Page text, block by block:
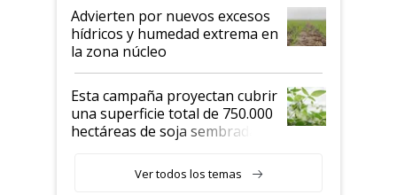
Advierten por nuevos excesos
hídricos y humedad extrema en
la zona núcleo
Esta campaña proyectan cubrir
una superficie total de 750.000
hectáreas de soja sembradas
variedades que marcan un
salto tecnológico en genética y
Ver todos los temas